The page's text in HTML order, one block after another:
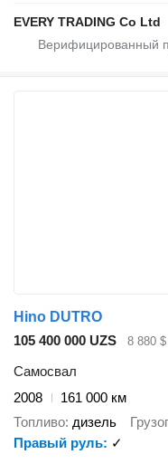
EVERY TRADING Co Ltd
Hino DUTRO
105 400 000 UZS
8 880 $
Самосвал
2008
161 000 км
Топливо дизель
Правый руль
✓